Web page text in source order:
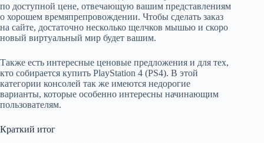
по доступной цене, отвечающую вашим представлениям
о хорошем времяпрепровождении. Чтобы сделать заказ
на сайте, достаточно несколько щелчков мышью и скоро
новый виртуальный мир будет вашим.
Также есть интересные ценовые предложения и для тех,
кто собирается купить PlayStation 4 (PS4). В этой
категории консолей так же имеются недорогие
варианты, которые особенно интересны начинающим
пользователям.
Краткий итог